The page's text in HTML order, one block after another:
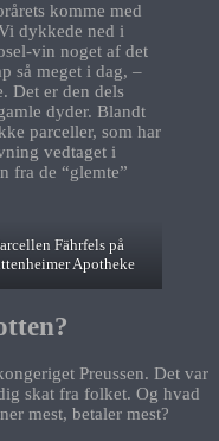
komme med
dykkede ned i
vin noget af det
så meget i dag, –
Det er den dels
dyder. Blandt
parceller, som har
vedtaget i
fra de “glemte”
Fährfels på
Apotheke
Preussen. Det var
skat fra folket. Og hvad
mest, betaler mest?